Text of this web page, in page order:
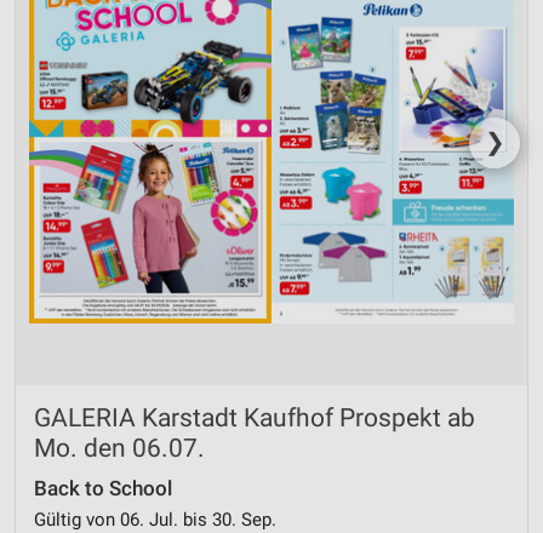
❯
GALERIA Karstadt Kaufhof Prospekt ab
Mo. den 06.07.
Back to School
Gültig von 06. Jul. bis 30. Sep.